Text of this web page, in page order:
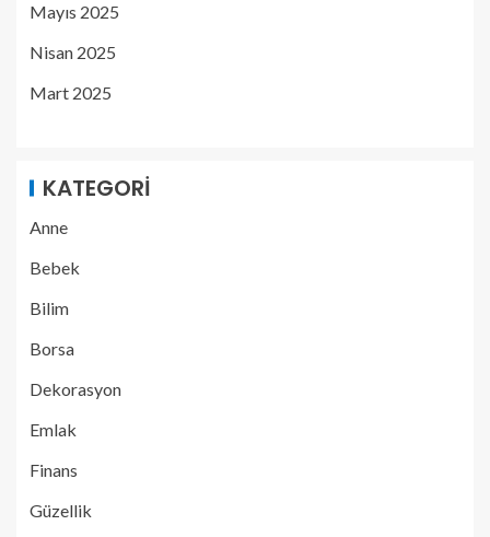
Mayıs 2025
Nisan 2025
Mart 2025
KATEGORI
Anne
Bebek
Bilim
Borsa
Dekorasyon
Emlak
Finans
Güzellik